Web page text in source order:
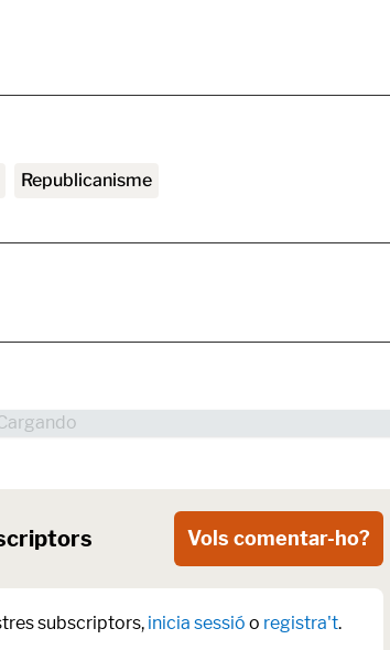
Republicanisme
Vols comentar-ho?
subscriptors, inicia sessió o registra't.